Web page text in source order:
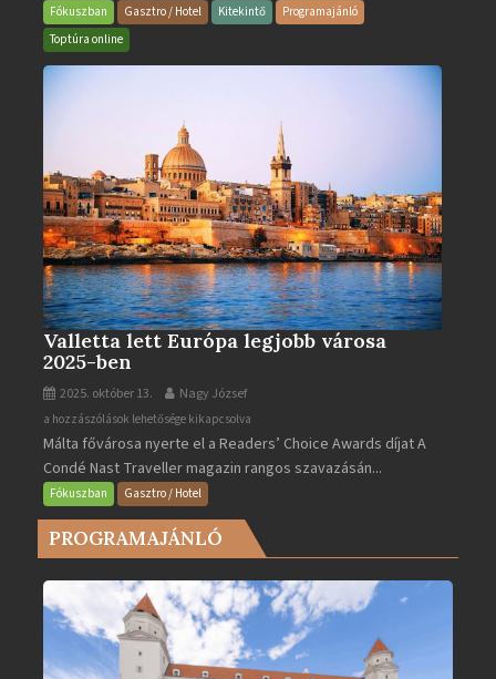
és
Gyógyfürdő
Fókuszban Gasztro / Hotel Kitekintő
Programajánló
Toptúra online
Valletta lett Európa legjobb városa
2025-ben
2025. október 13. Nagy József
Valletta
lett
Európa
legjobb
városa
2025-
bejegyzéshez
a hozzászólások lehetősége kikapcsolva
Málta fővárosa nyerte el a Readers’ Choice Awards díjat A
Condé Nast Traveller magazin rangos szavazásán...
Fókuszban Gasztro / Hotel
PROGRAMAJÁNLÓ